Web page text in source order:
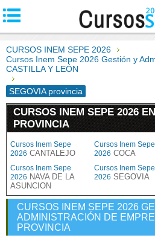
CURSOS INEM SEPE 2026
Cursos Inem Sepe 2026 Gestión y
CASTILLA Y LEÓN
SEGOVIA provincia
CURSOS INEM SEPE 2026
PROVINCIA
Cursos Inem Sepe
2026 CANTALEJO
Cursos Inem Sepe
2026 COCA
Cursos Inem Sepe
2026 NAVA DE LA
ASUNCION
Cursos Inem Sepe
2026 SEGOVIA
CURSOS INEM SEPE 2026
ADMINISTRACIÓN DE
PROVINCIA